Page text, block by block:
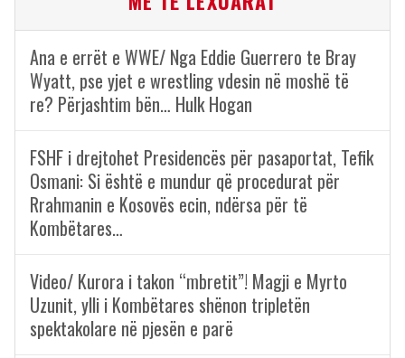
Ana e errët e WWE/ Nga Eddie Guerrero te Bray
Wyatt, pse yjet e wrestling vdesin në moshë të
re? Përjashtim bën… Hulk Hogan
FSHF i drejtohet Presidencës për pasaportat, Tefik
Osmani: Si është e mundur që procedurat për
Rrahmanin e Kosovës ecin, ndërsa për të
Kombëtares…
Video/ Kurora i takon “mbretit”! Magji e Myrto
Uzunit, ylli i Kombëtares shënon tripletën
spektakolare në pjesën e parë